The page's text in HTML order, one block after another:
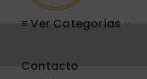
≡ Ver Categorías
Contacto